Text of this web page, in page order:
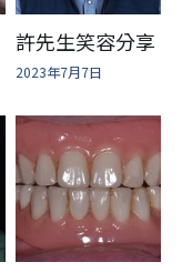
許先生笑容分享
2023年7月7日